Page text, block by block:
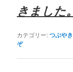
きました。
カテゴリー:つぶやき
ぞ